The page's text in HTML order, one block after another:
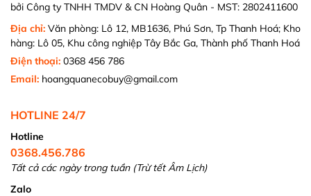
bởi Công ty TNHH TMDV & CN Hoàng Quân - MST: 2802411600
Địa chỉ: Văn phòng: Lô 12, MB1636, Phú Sơn, Tp Thanh Hoá; Kho
hàng: Lô 05, Khu công nghiệp Tây Bắc Ga, Thành phố Thanh Hoá
Điện thoại: 0368 456 786
Email: hoangquanecobuy@gmail.com
HOTLINE 24/7
Hotline
0368.456.786
Tất cả các ngày trong tuần (Trừ tết Âm Lịch)
Zalo